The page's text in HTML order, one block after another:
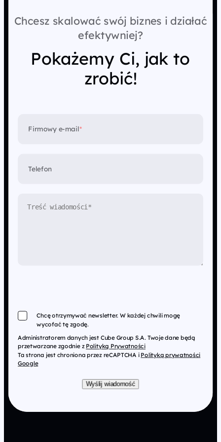
Chcesz skalować swój biznes i działać
efektywniej?
Pokażemy Ci, jak to
zrobić!
Firmowy e-mail*
Telefon
Chcę otrzymywać newsletter. W każdej chwili mogę
wycofać tę zgodę.
Administratorem danych jest Cube Group S.A. Twoje dane będą
przetwarzane zgodnie z Polityką Prywatności
Ta strona jest chroniona przez reCAPTCHA i Polityką prywatności
Google
Wyślij wiadomość